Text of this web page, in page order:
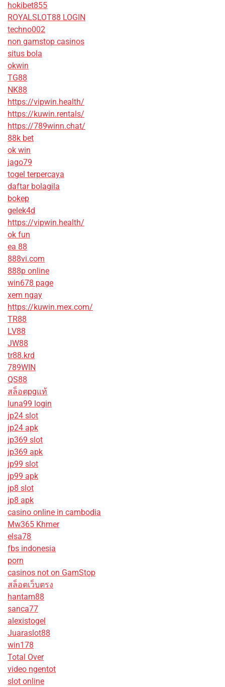
hokibet855
ROYALSLOT88 LOGIN
techno002
non gamstop casinos
situs bola
okwin
TG88
NK88
https://vipwin.health/
https://kuwin.rentals/
https://789winn.chat/
88k bet
ok win
jago79
togel terpercaya
daftar bolagila
bokep
gelek4d
https://vipwin.health/
ok fun
ea 88
888vi.com
888p online
win678 page
xem ngay
https://kuwin.mex.com/
TR88
LV88
JW88
tr88.krd
789WIN
QS88
สล็อตpgแท้
luna99 login
jp24 slot
jp24 apk
jp369 slot
jp369 apk
jp99 slot
jp99 apk
jp8 slot
jp8 apk
casino online in cambodia
Mw365 Khmer
elsa78
fbs indonesia
porn
casinos not on GamStop
สล็อตเว็บตรง
hantam88
sanca77
alexistogel
Juaraslot88
win178
Total Over
video ngentot
slot online